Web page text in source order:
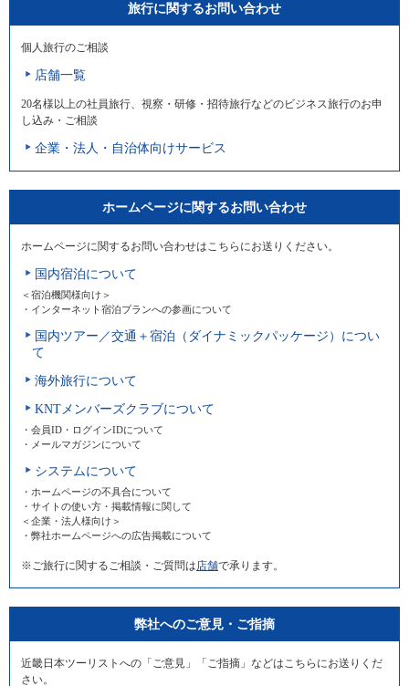
旅行に関するお問い合わせ
個人旅行のご相談
店舗一覧
20名様以上の社員旅行、視察・研修・招待旅行などのビジネス旅行のお申
し込み・ご相談
企業・法人・自治体向けサービス
ホームページに関するお問い合わせ
ホームページに関するお問い合わせはこちらにお送りください。
国内宿泊について
＜宿泊機関様向け＞
・インターネット宿泊プランへの参画について
国内ツアー／交通＋宿泊（ダイナミックパッケージ）につい
て
海外旅行について
KNTメンバーズクラブについて
・会員ID・ログインIDについて
・メールマガジンについて
システムについて
・ホームページの不具合について
・サイトの使い方・掲載情報に関して
＜企業・法人様向け＞
・弊社ホームページへの広告掲載について
※ご旅行に関するご相談・ご質問は 店舗で承ります。
弊社へのご意見・ご指摘
近畿日本ツーリストへの「ご意見」「ご指摘」などはこちらにお送りくだ
さい。